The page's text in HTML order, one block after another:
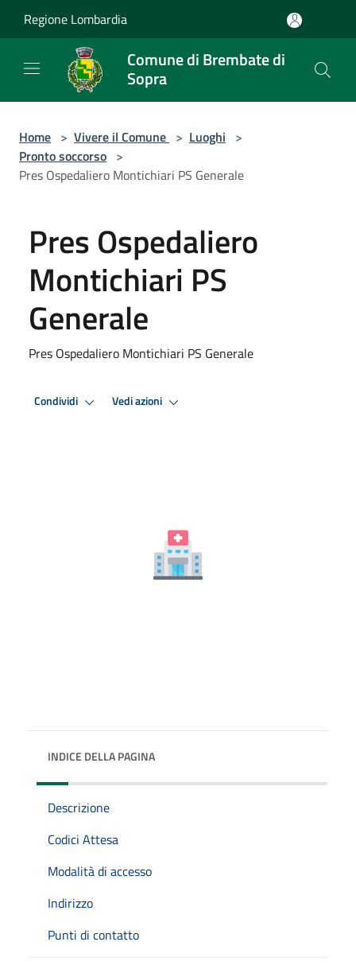
Regione Lombardia
Comune di Brembate di
Sopra
Home > Vivere il Comune > Luoghi >
Pronto soccorso >
Pres Ospedaliero Montichiari PS Generale
Pres Ospedaliero
Montichiari PS
Generale
Pres Ospedaliero Montichiari PS Generale
Condividi Vedi azioni
INDICE DELLA PAGINA
Descrizione
Codici Attesa
Modalità di accesso
Indirizzo
Punti di contatto